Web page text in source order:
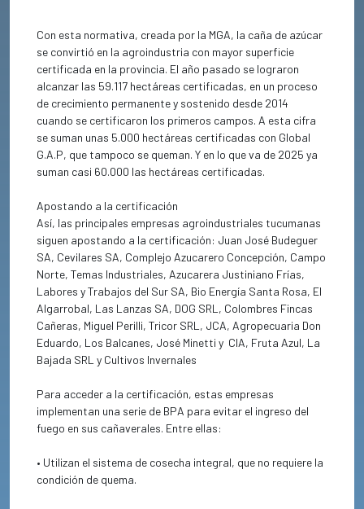
Con esta normativa, creada por la MGA, la caña de azúcar
se convirtió en la agroindustria con mayor superficie
certificada en la provincia. El año pasado se lograron
alcanzar las 59.117 hectáreas certificadas, en un proceso
de crecimiento permanente y sostenido desde 2014
cuando se certificaron los primeros campos. A esta cifra
se suman unas 5.000 hectáreas certificadas con Global
G.A.P, que tampoco se queman. Y en lo que va de 2025 ya
suman casi 60.000 las hectáreas certificadas.
Apostando a la certificación
Así, las principales empresas agroindustriales tucumanas
siguen apostando a la certificación: Juan José Budeguer
SA, Cevilares SA, Complejo Azucarero Concepción, Campo
Norte, Temas Industriales, Azucarera Justiniano Frías,
Labores y Trabajos del Sur SA, Bio Energía Santa Rosa, El
Algarrobal, Las Lanzas SA, DOG SRL, Colombres Fincas
Cañeras, Miguel Perilli, Tricor SRL, JCA, Agropecuaria Don
Eduardo, Los Balcanes, José Minetti y CIA, Fruta Azul, La
Bajada SRL y Cultivos Invernales
Para acceder a la certificación, estas empresas
implementan una serie de BPA para evitar el ingreso del
fuego en sus cañaverales. Entre ellas:
• Utilizan el sistema de cosecha integral, que no requiere la
condición de quema.